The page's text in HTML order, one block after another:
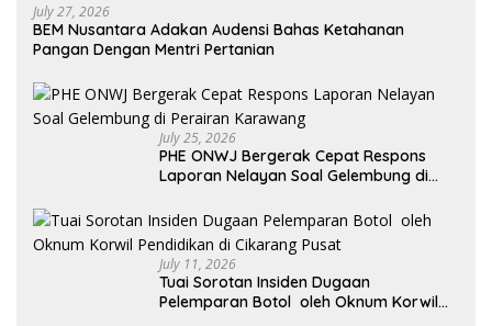
July 27, 2026
BEM Nusantara Adakan Audensi Bahas Ketahanan
Pangan Dengan Mentri Pertanian
July 25, 2026
PHE ONWJ Bergerak Cepat Respons
Laporan Nelayan Soal Gelembung di
July 11, 2026
Tuai Sorotan Insiden Dugaan
Pelemparan Botol oleh Oknum Korwil